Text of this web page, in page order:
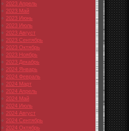
2023 Апрель
2023 Май
2023 Июнь
2023 Июль
2023 Август
2023 Сентябрь
2023 Октябрь
2023 Ноябрь
2023 Декабрь
2024 Январь
2024 Февраль
2024 Март
2024 Апрель
2024 Май
2024 Июль
2024 Август
2024 Сентябрь
2024 Октябрь